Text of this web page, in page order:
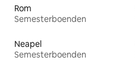
Rom
Semesterboenden
Neapel
Semesterboenden